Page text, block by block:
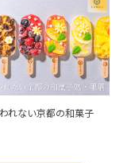
れない京都の和菓子